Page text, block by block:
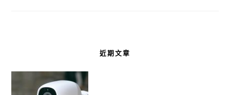
近期文章